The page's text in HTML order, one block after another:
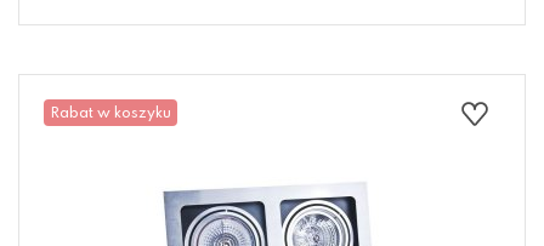
Rabat w koszyku